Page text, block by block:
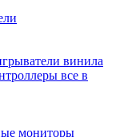
винила
все в
мониторы